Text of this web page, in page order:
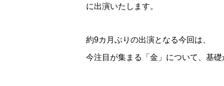
に出演いたします。
約9カ月ぶりの出演となる今回は、
今注目が集まる「金」について、基